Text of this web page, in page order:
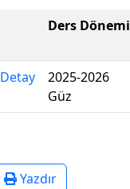
Ders Dönemi
Detay
2025-2026
Güz
Yazdır